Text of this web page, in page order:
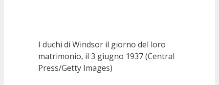
I duchi di Windsor il giorno del loro
matrimonio, il 3 giugno 1937 (Central
Press/Getty Images)